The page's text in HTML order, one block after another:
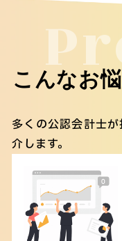
こんなお
多くの公認会計士
介します。